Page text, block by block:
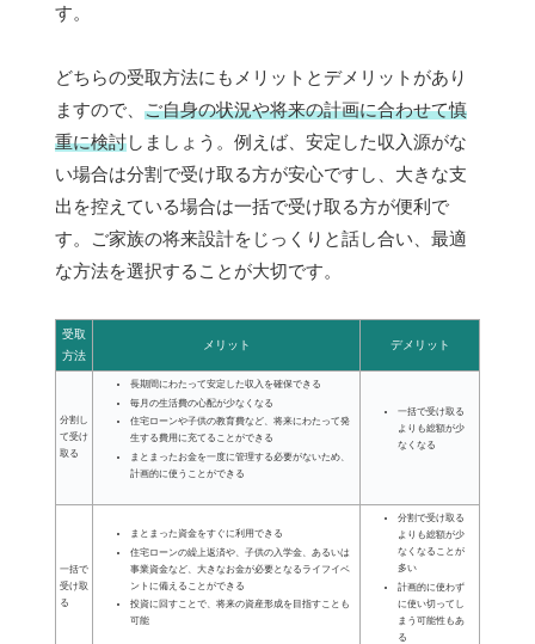
す。
どちらの受取方法にもメリットとデメリットがあり
ますので、 ご自身の状況や将来の計画に合わせて慎
重に検討しましょう。例えば、安定した収入源がな
い場合は分割で受け取る方が安心ですし、大きな支
出を控えている場合は一括で受け取る方が便利で
す。ご家族の将来設計をじっくりと話し合い、最適
な方法を選択することが大切です。
受取
方法
メリット デメリット
分割し
て受け
取る
長期間にわたって安定した収入を確保できる
毎月の生活費の心配が少なくなる
住宅ローンや子供の教育費など、将来にわたって発
生する費用に充てることができる
まとまったお金を一度に管理する必要がないため、
計画的に使うことができる
一括で受け取る
よりも総額が少
なくなる
一括で
受け取
る
まとまった資金をすぐに利用できる
住宅ローンの繰上返済や、子供の入学金、あるいは
事業資金など、大きなお金が必要となるライフイベ
ントに備えることができる
投資に回すことで、将来の資産形成を目指すことも
可能
分割で受け取る
よりも総額が少
なくなることが
多い
計画的に使わず
に使い切ってし
まう可能性もあ
る